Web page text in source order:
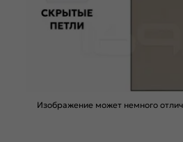
Изображение может немного